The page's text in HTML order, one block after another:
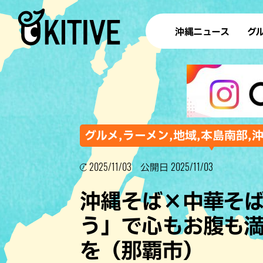
沖縄ニュース グ
ラ
テイ
すし
沖
ステー
その他
グルメ,ラーメン,地域,本島南部,
2025/11/03 公開日 2025/11/03
沖縄そば×中華そ
う」で心もお腹も
を（那覇市）